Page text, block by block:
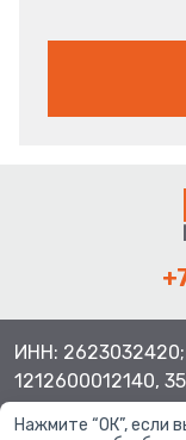
ИНН:
1212600012140,
Нажмите “ОК”, если